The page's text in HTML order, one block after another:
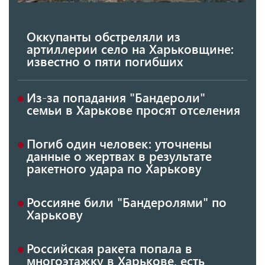
Оккупанты обстреляли из
артиллерии село на Харьковщине:
известно о пяти погибших
Из-за попадания "Бандероли"
семьи в Харькове просят отселения
Погиб один человек: уточнены
данные о жертвах в результате
ракетного удара по Харькову
Россияне били "Бандеролями" по
Харькову
Российская ракета попала в
многоэтажку в Харькове, есть